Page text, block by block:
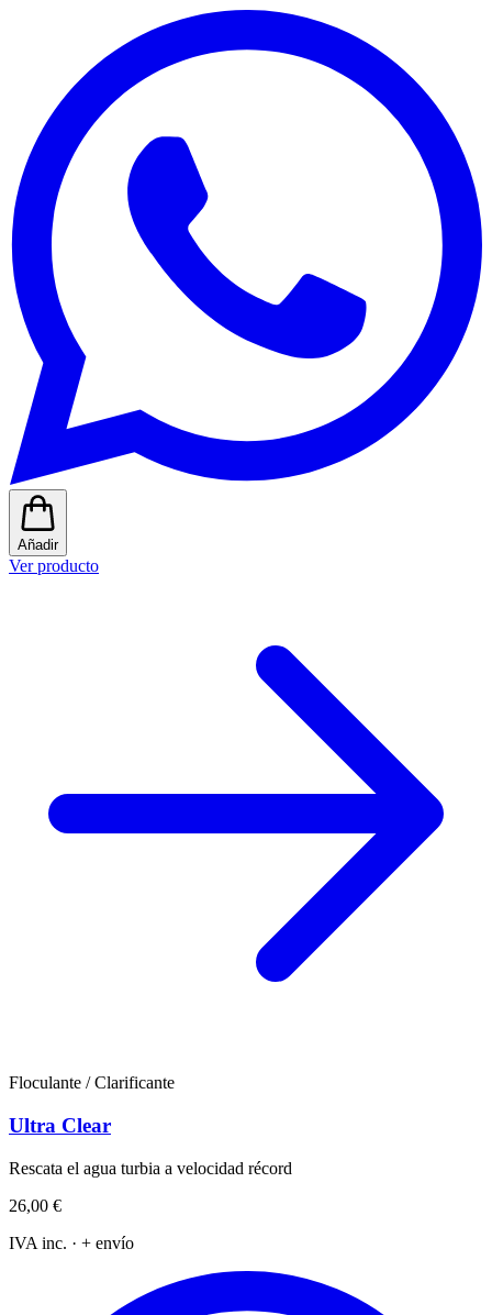
Añadir
Ver producto
Floculante / Clarificante
Ultra Clear
Rescata el agua turbia a velocidad récord
26,00 €
IVA inc. · + envío